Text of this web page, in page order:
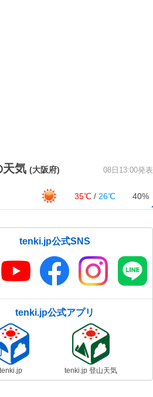
天気 (大阪府) 08日13:00発表
35℃ / 26℃ 40%
tenki.jp公式SNS
tenki.jp公式アプリ
tenki.jp tenki.jp 登山天気